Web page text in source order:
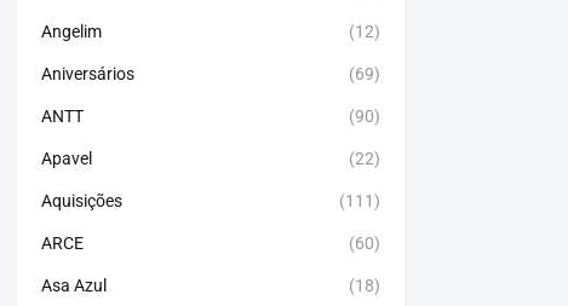
Angelim (12)
Aniversários (69)
ANTT (90)
Apavel (22)
Aquisições (111)
ARCE (60)
Asa Azul (18)